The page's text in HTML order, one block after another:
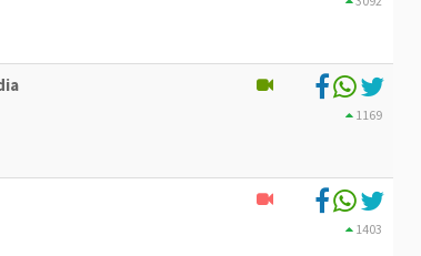
1169
1403